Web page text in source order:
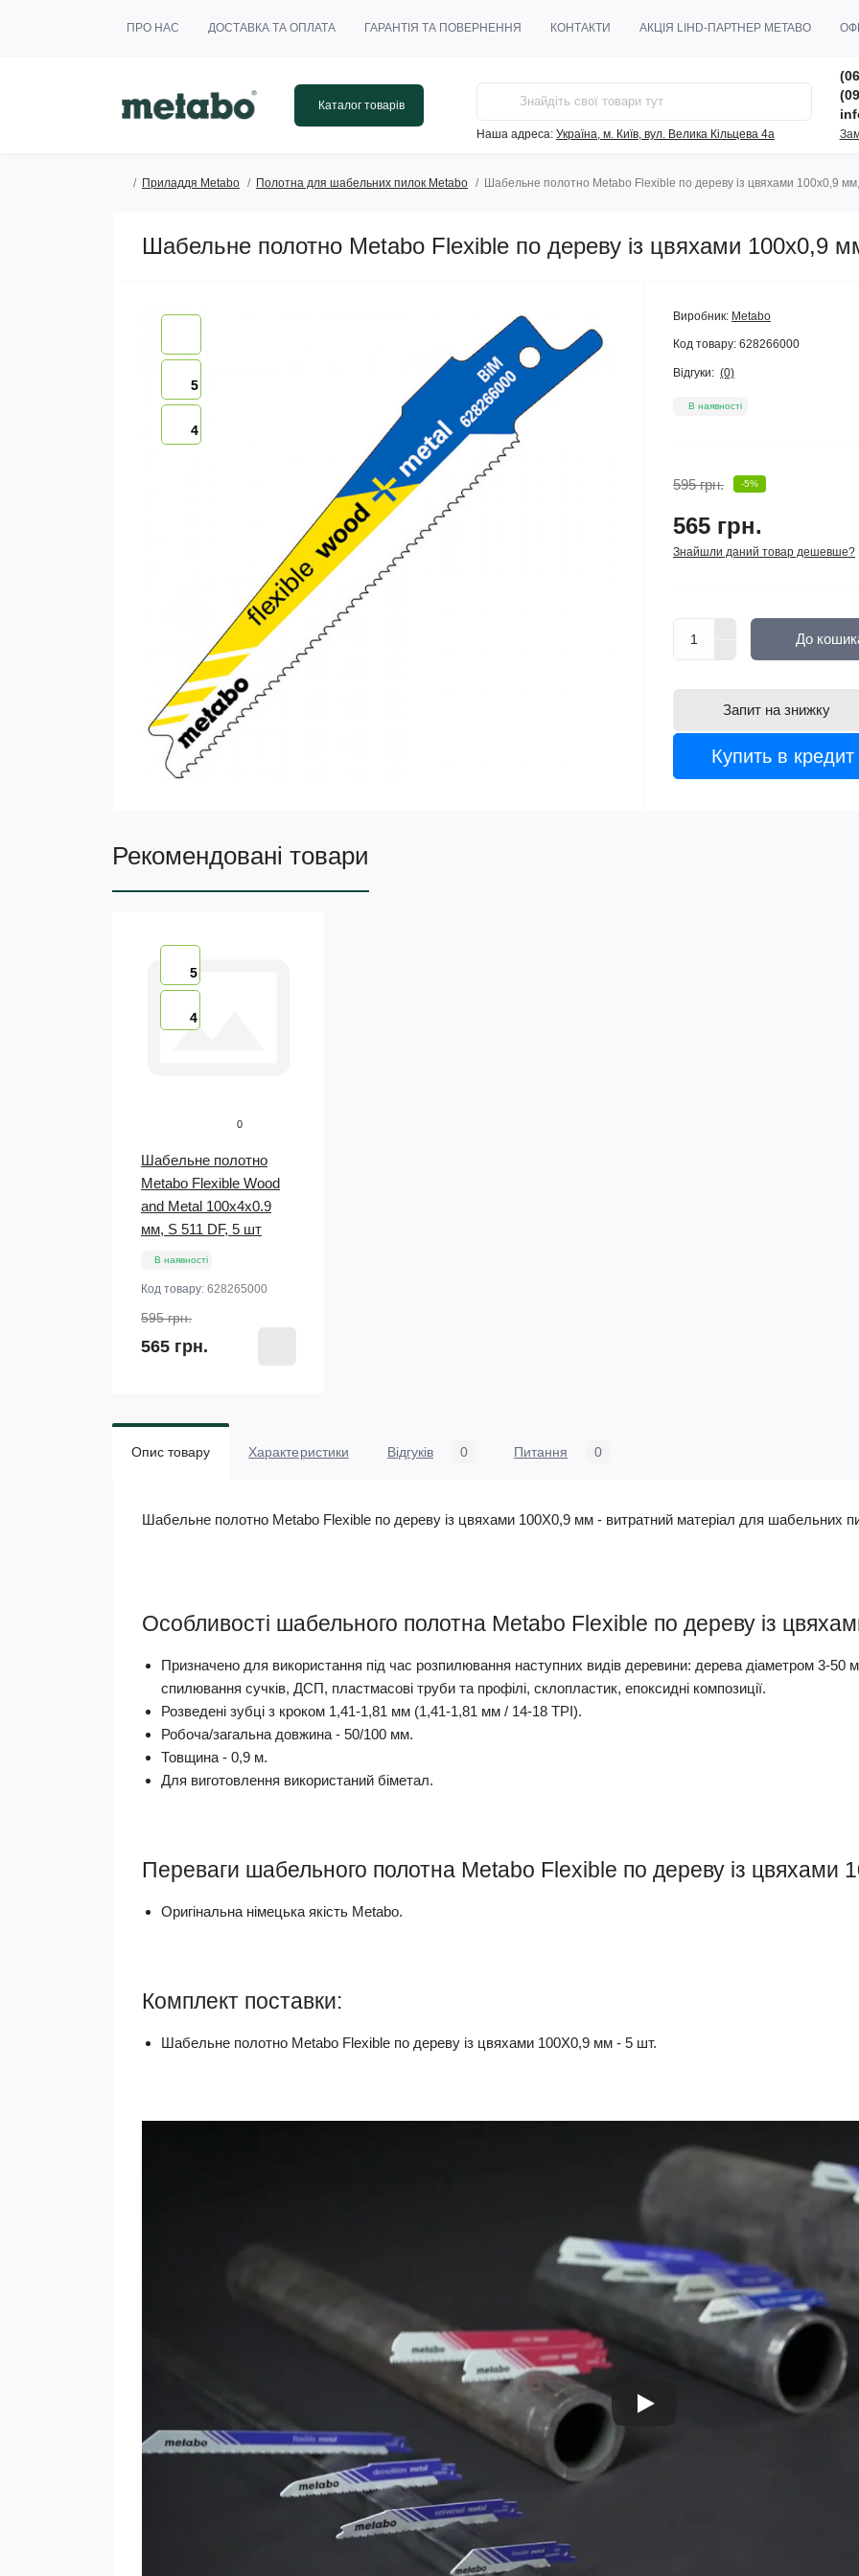
ПРО НАС ДОСТАВКА ТА ОПЛАТА ГАРАНТІЯ ТА ПОВЕРНЕННЯ КОНТАКТИ АКЦІЯ LIHD-ПАРТНЕР METABO
Каталог товарів
Наша адреса: Україна, м. Київ, вул. Велика Кільцева 4а
Приладдя Metabo Полотна для шабельних пилок Metabo Шабельне полотно Metabo Flexible по дереву із цвяхами 100х0,9
Шабельне полотно Metabo Flexible по дереву із цвяхами 100х0,9
5
4
Виробник: Metabo
Код товару: 628266000
Відгуки: (0)
В наявності
595 грн. -5%
565 грн.
Знайшли даний товар дешевше?
До
Запит на знижку
Купить в кредит
Рекомендовані товари
5
4
0
Шабельне полотно
Metabo Flexible Wood
and Metal 100х4х0.9
мм, S 511 DF, 5 шт
В наявності
Код товару: 628265000
595 грн.
565 грн.
Опис товару Характеристики Відгуків 0 Питання 0
Шабельне полотно Metabo Flexible по дереву із цвяхами 100Х0,9 мм - витратний матеріал для шабельних
Особливості шабельного полотна Metabo Flexible по дереву із
Призначено для використання під час розпилювання наступних видів деревини: дерева діаметром 3-
спилювання сучків, ДСП, пластмасові труби та профілі, склопластик, епоксидні композиції.
Розведені зубці з кроком 1,41-1,81 мм (1,41-1,81 мм / 14-18 TPI).
Робоча/загальна довжина - 50/100 мм.
Товщина - 0,9 м.
Для виготовлення використаний біметал.
Переваги шабельного полотна Metabo Flexible по дереву із цвяхами
Оригінальна німецька якість Metabo.
Комплект поставки:
Шабельне полотно Metabo Flexible по дереву із цвяхами 100Х0,9 мм - 5 шт.